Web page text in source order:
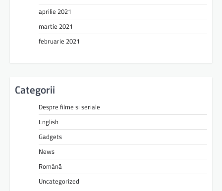
aprilie 2021
martie 2021
februarie 2021
Categorii
Despre filme si seriale
English
Gadgets
News
Română
Uncategorized